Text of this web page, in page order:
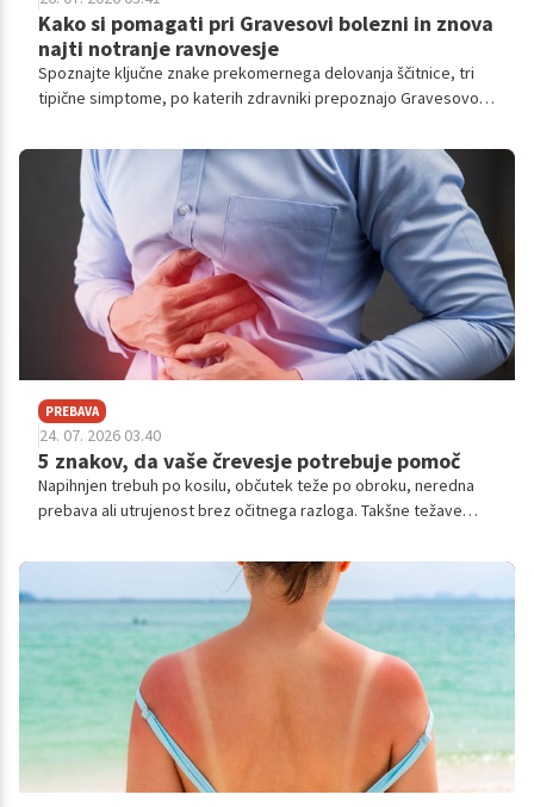
Kako si pomagati pri Gravesovi bolezni in znova
najti notranje ravnovesje
Spoznajte ključne znake prekomernega delovanja ščitnice, tri
tipične simptome, po katerih zdravniki prepoznajo Gravesovo
PREBAVA
24. 07. 2026 03.40
5 znakov, da vaše črevesje potrebuje pomoč
Napihnjen trebuh po kosilu, občutek teže po obroku, neredna
prebava ali utrujenost brez očitnega razloga. Takšne težave
neprimernemu obroku. V resnici pa se lahko razlog skriva v